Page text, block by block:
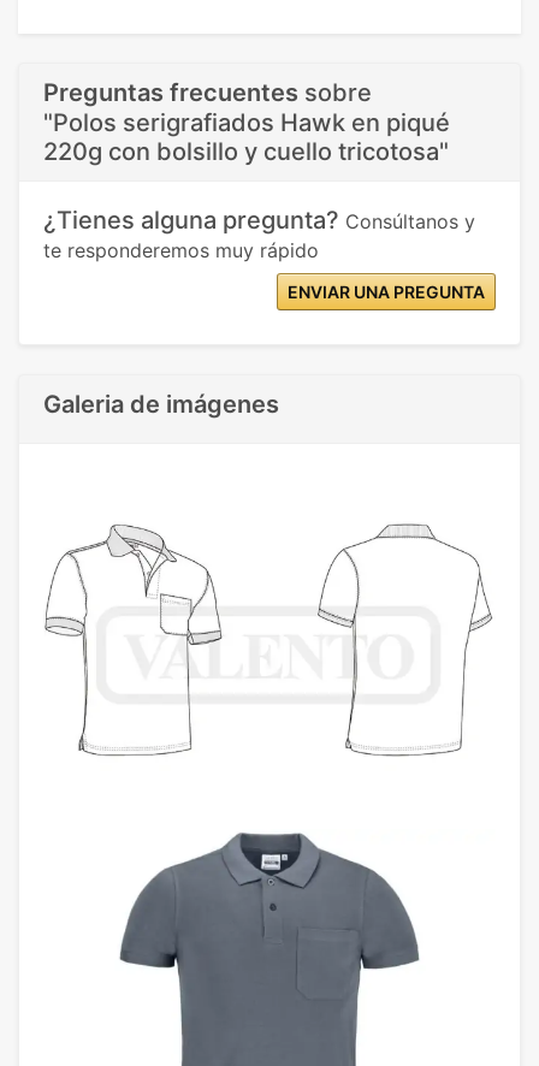
Preguntas frecuentes sobre
"Polos serigrafiados Hawk en piqué
220g con bolsillo y cuello tricotosa"
¿Tienes alguna pregunta? Consúltanos y
te responderemos muy rápido
ENVIAR UNA PREGUNTA
Galeria de imágenes